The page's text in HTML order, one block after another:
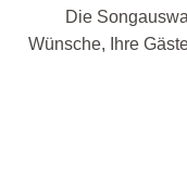
Die
Wünsche, Ihre